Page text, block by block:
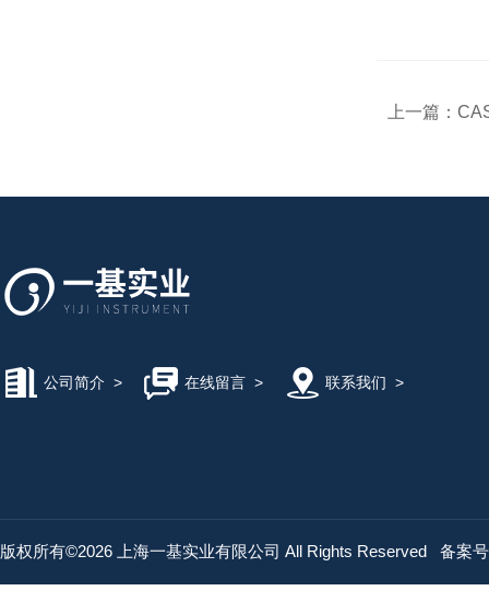
上一篇：
公司简介 > 在线留言> 联系我们 >
版权所有©2026 上海一基实业有限公司 All Rights Reserved 备案